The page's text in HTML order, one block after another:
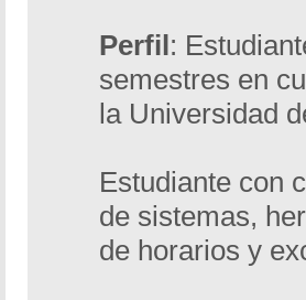
Perfil:
semestres en
la Universidad
Estudiante con
de sistemas,
de horarios y